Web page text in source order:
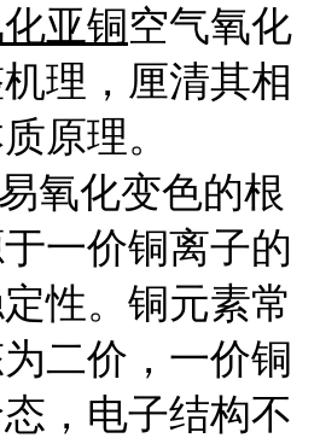
亚铜空气氧化
理，厘清其相
原理。
氧化变色的根
一价铜离子的
性。铜元素常
二价，一价铜
，电子结构不